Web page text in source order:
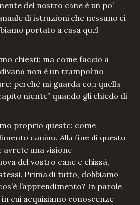
del nostro cane è un po’
di istruzioni che nessuno ci
portato a casa quel
chiesti: ma come faccio a
non è un trampolino
perché mi guarda con quella
niente” quando gli chiedo di
proprio questo: come
canino. Alla fine di questo
avrete una visione
del vostro cane e chissà,
Prima di tutto, dobbiamo
l’apprendimento? In parole
cui acquisiamo conoscenze